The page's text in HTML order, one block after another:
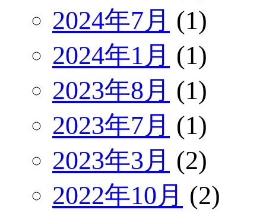
2024年7月 (1)
2024年1月 (1)
2023年8月 (1)
2023年7月 (1)
2023年3月 (2)
2022年10月 (2)